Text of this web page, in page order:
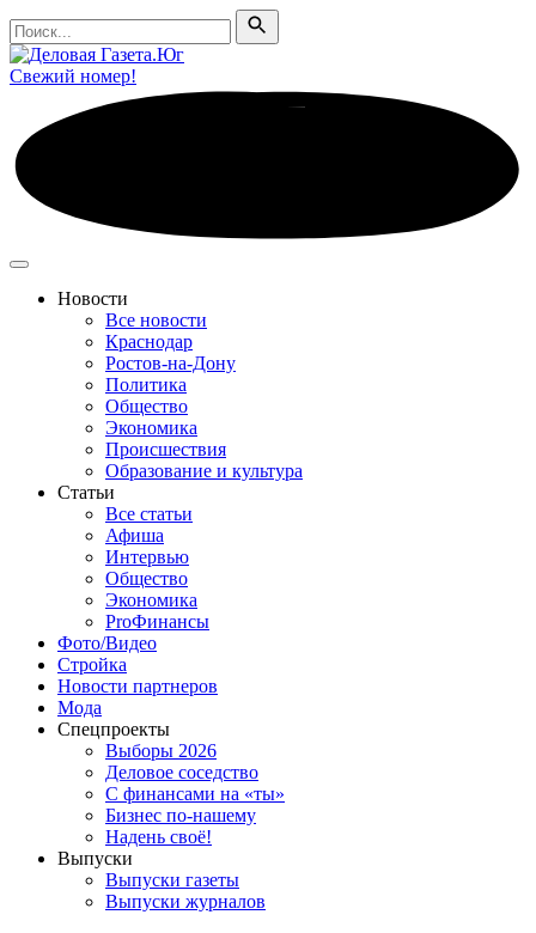
Поиск
Поиск
Свежий номер!
Новости
Все новости
Краснодар
Ростов-на-Дону
Политика
Общество
Экономика
Происшествия
Образование и культура
Статьи
Все статьи
Афиша
Интервью
Общество
Экономика
ProФинансы
Фото/Видео
Стройка
Новости партнеров
Мода
Спецпроекты
Выборы 2026
Деловое соседство
С финансами на «ты»
Бизнес по-нашему
Надень своё!
Выпуски
Выпуски газеты
Выпуски журналов